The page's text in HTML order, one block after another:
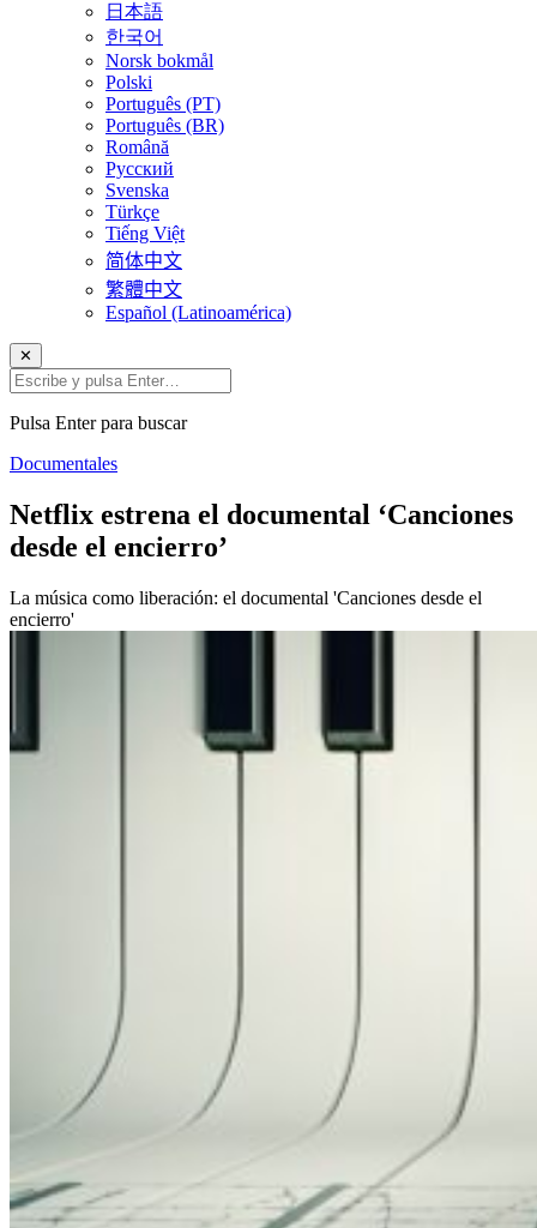
日本語
한국어
Norsk bokmål
Polski
Português (PT)
Português (BR)
Română
Русский
Svenska
Türkçe
Tiếng Việt
简体中文
繁體中文
Español (Latinoamérica)
✕
Pulsa Enter para buscar
Documentales
Netflix estrena el documental ‘Canciones
desde el encierro’
La música como liberación: el documental 'Canciones desde el
encierro'